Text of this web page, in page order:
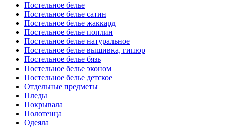
Постельное белье
Постельное белье сатин
Постельное белье жаккард
Постельное белье поплин
Постельное белье натуральное
Постельное белье вышивка, гипюр
Постельное белье бязь
Постельное белье эконом
Постельное белье детское
Отдельные предметы
Пледы
Покрывала
Полотенца
Одеяла